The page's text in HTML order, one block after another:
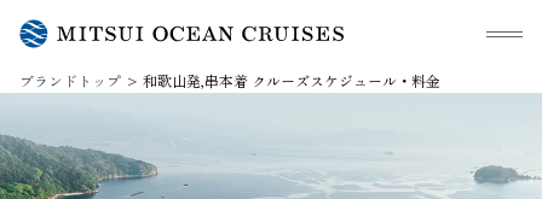
メニュ
ブランドトップ 和歌山発,串本着 クルーズスケジュール・料金